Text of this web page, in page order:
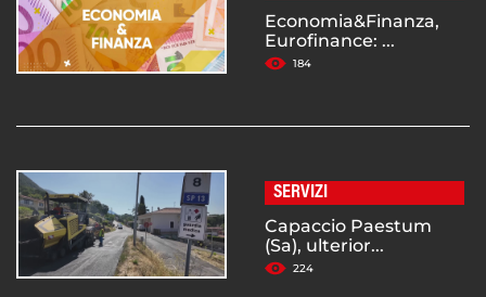
Economia&Finanza,
Eurofinance: ...
184
SERVIZI
Capaccio Paestum
(Sa), ulterior...
224